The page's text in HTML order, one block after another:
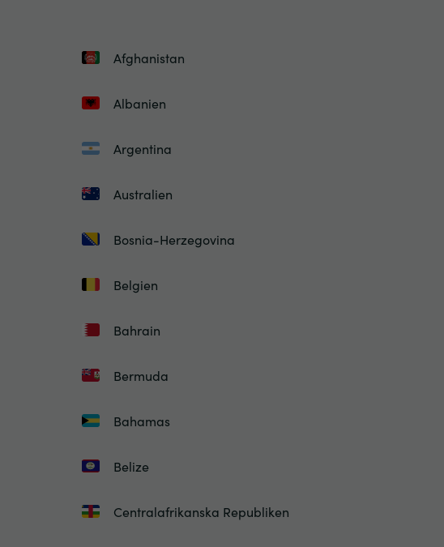
Afghanistan
Albanien
Argentina
Australien
Bosnia-Herzegovina
Belgien
Bahrain
Bermuda
Bahamas
Belize
Centralafrikanska Republiken